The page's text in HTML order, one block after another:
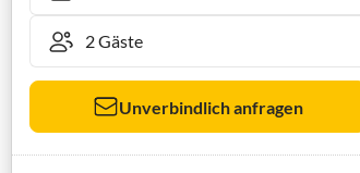
Unverbindlich anfragen